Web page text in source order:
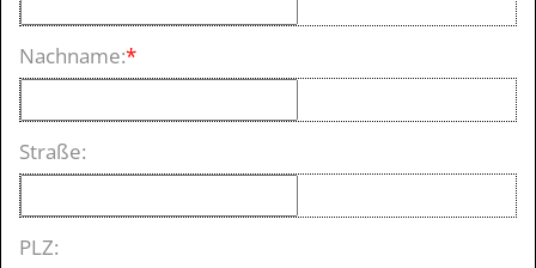
Nachname:*
Straße:
PLZ: